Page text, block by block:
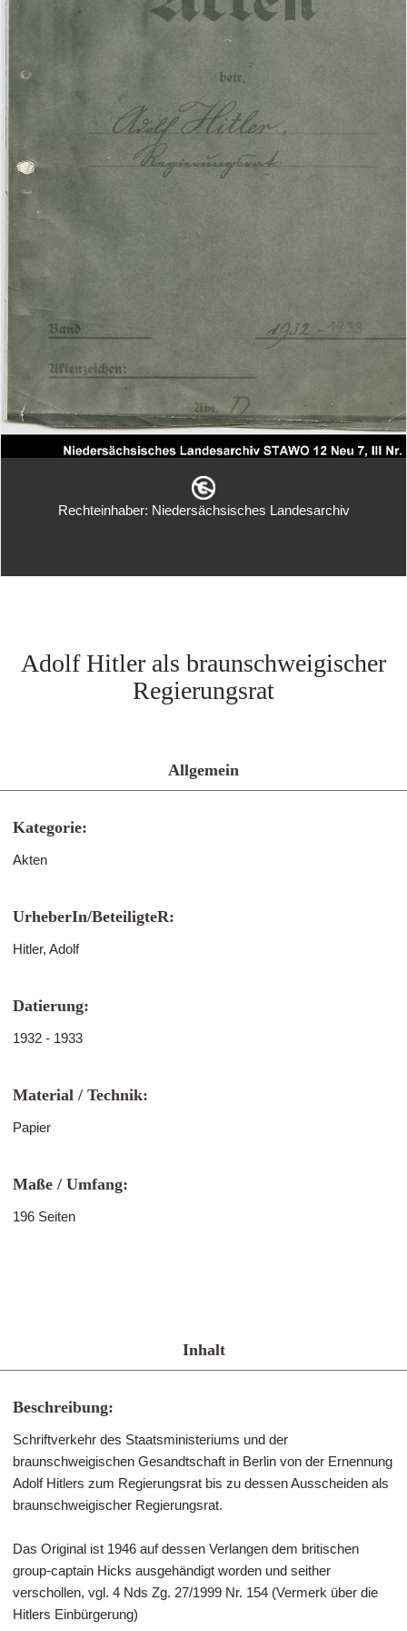
Rechteinhaber: Niedersächsisches Landesarchiv
Adolf Hitler als braunschweigischer
Regierungsrat
Allgemein
Kategorie:
Akten
UrheberIn/BeteiligteR:
Hitler, Adolf
Datierung:
1932 - 1933
Material / Technik:
Papier
Maße / Umfang:
196 Seiten
Inhalt
Beschreibung:
Schriftverkehr des Staatsministeriums und der
braunschweigischen Gesandtschaft in Berlin von der Ernennung
Adolf Hitlers zum Regierungsrat bis zu dessen Ausscheiden als
braunschweigischer Regierungsrat.
Das Original ist 1946 auf dessen Verlangen dem britischen
group-captain Hicks ausgehändigt worden und seither
verschollen, vgl. 4 Nds Zg. 27/1999 Nr. 154 (Vermerk über die
Hitlers Einbürgerung)